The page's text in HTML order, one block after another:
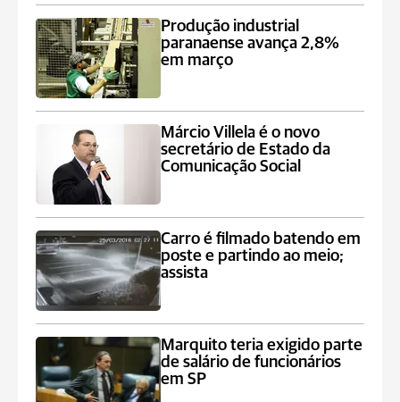
Produção industrial
paranaense avança 2,8%
em março
Márcio Villela é o novo
secretário de Estado da
Comunicação Social
Carro é filmado batendo em
poste e partindo ao meio;
assista
Marquito teria exigido parte
de salário de funcionários
em SP